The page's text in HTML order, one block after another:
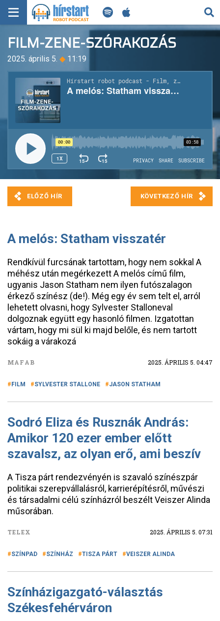
KERESÉS
KEZDŐLAP
FRISS HÍREK
TECH HÍREK
FILM-ZENE-SZÓRAKOZÁS
PLAYLIST
MI AZ A ROBOT PODCAST?
FILM-ZENE-SZÓRAKOZÁS
2025. április 5. ◆ 11:19
A melós: Statham visszatér
Rendkívül furcsának tartottam, hogy nem sokkal A
méhész után megérkezett A melós című film,
ugyanis Jason Statham nem ilyen futószalagon
érkező színész (de!). Még egy év sem telt el, arról
lehetett olvasni, hogy Sylvester Stalloneval
dolgoznak együtt egy hasonló filmen. Izgatottan
vártam, hogy mi sül ki majd belőle, és nem tartott
sokáig a várakozá
MAFAB 2025. ÁPRILIS 5. 04:47
FILM SYLVESTER STALLONE JASON STATHAM
Sodró Eliza és Rusznák András:
Amikor 120 ezer ember előtt
szavalsz, az olyan erő, ami beszív
A Tisza párt rendezvényén is szavaló színészpár
politikai szerepvállalásról, karrierépítésről, művészi
és társadalmi célú színházról beszélt Veiszer Alinda
műsorában.
TELEX 2025. ÁPRILIS 5. 07:31
SZÍNPAD SZÍNHÁZ TISZA PÁRT VEISZER ALINDA
Színházigazgató-választás
Székesfehérváron